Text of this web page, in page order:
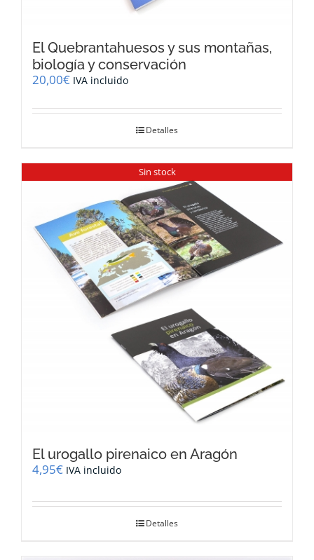
El Quebrantahuesos y sus montañas,
biología y conservación
20,00€ IVA incluido
Detalles
Sin stock
El urogallo pirenaico en Aragón
4,95€ IVA incluido
Detalles